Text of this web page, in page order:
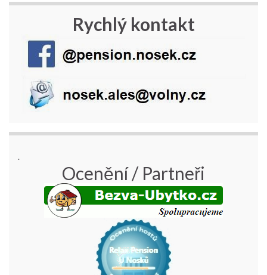
Rychlý kontakt
.
Ocenění / Partneři